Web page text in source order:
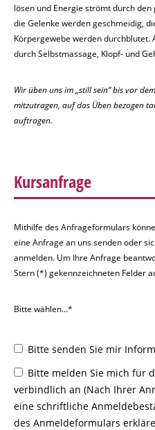
lösen und Energie strömt durch
die Gelenke werden geschmeidig,
Körpergewebe werden durchblutet.
durch Selbstmassage, Klopf- und
Wir üben uns im „still sein“ bis vor
mitzutragen, auf das Üben bezogen
auftragen.
Kursanfrage
Mithilfe des Anfrageformulars
eine Anfrage an uns senden oder
anmelden. Um Ihre Anfrage
Stern (*) gekennzeichneten Felder
Bitte wählen...*
Bitte senden Sie mir
verbindlich an (Nach Ihrer
eine schriftliche
des Anmeldeformulars